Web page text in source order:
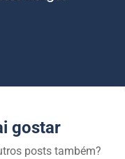
gostar
posts também?